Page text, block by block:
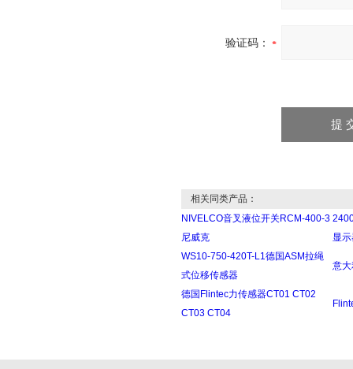
验证码：
相关同类产品：
NIVELCO音叉液位开关RCM-400-3
尼威克
显
WS10-750-420T-L1德国ASM拉绳
式位移传感器
意
德国Flintec力传感器CT01 CT02
CT03 CT04